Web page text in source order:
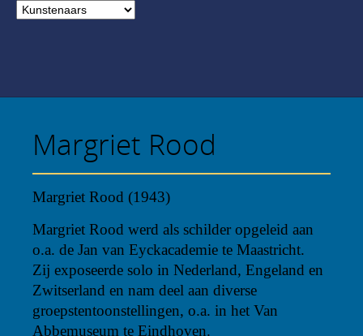
Margriet Rood
Margriet Rood (1943)
Margriet Rood werd als schilder opgeleid aan
o.a. de Jan van Eyckacademie te Maastricht.
Zij exposeerde solo in Nederland, Engeland en
Zwitserland en nam deel aan diverse
groepstentoonstellingen, o.a. in het Van
Abbemuseum te Eindhoven.